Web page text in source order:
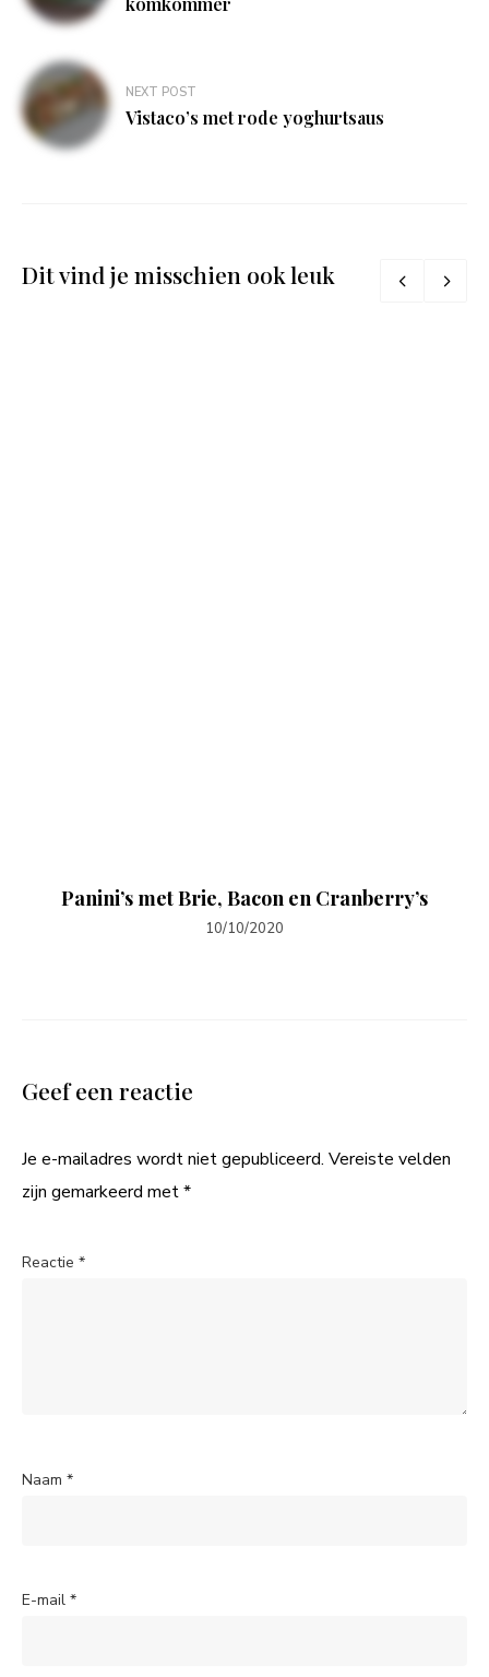
NEXT POST
Vistaco’s met rode yoghurtsaus
Dit vind je misschien ook leuk
Panini’s met Brie, Bacon en Cranberry’s
10/10/2020
Geef een reactie
Je e-mailadres wordt niet gepubliceerd. Vereiste velden
zijn gemarkeerd met*
Reactie *
Naam *
E-mail *